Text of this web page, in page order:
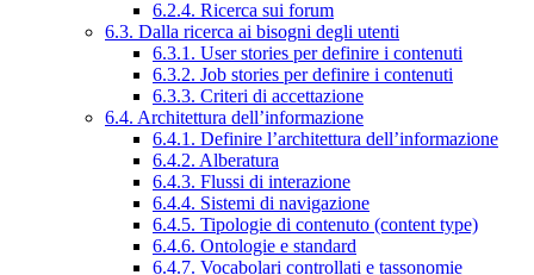
6.2.4. Ricerca sui forum
6.3. Dalla ricerca ai bisogni degli utenti
6.3.1. User stories per definire i contenuti
6.3.2. Job stories per definire i contenuti
6.3.3. Criteri di accettazione
6.4. Architettura dell’informazione
6.4.1. Definire l’architettura dell’informazione
6.4.2. Alberatura
6.4.3. Flussi di interazione
6.4.4. Sistemi di navigazione
6.4.5. Tipologie di contenuto (content type)
6.4.6. Ontologie e standard
6.4.7. Vocabolari controllati e tassonomie